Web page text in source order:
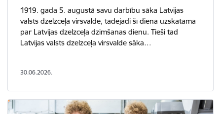
1919. gada 5. augustā savu darbību sāka Latvijas
valsts dzelzceļa virsvalde, tādējādi šī diena uzskatāma
par Latvijas dzelzceļa dzimšanas dienu. Tieši tad
Latvijas valsts dzelzceļa virsvalde sāka…
30.06.2026.